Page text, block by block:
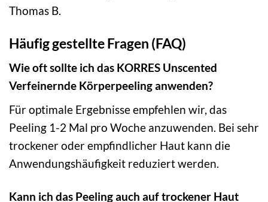
Thomas B.
Häufig gestellte Fragen (FAQ)
Wie oft sollte ich das KORRES Unscented
Verfeinernde Körperpeeling anwenden?
Für optimale Ergebnisse empfehlen wir, das
Peeling 1-2 Mal pro Woche anzuwenden. Bei sehr
trockener oder empfindlicher Haut kann die
Anwendungshäufigkeit reduziert werden.
Kann ich das Peeling auch auf trockener Haut